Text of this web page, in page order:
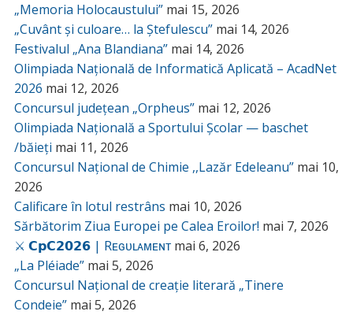
„Memoria Holocaustului” mai 15, 2026
„Cuvânt și culoare… la Ștefulescu” mai 14, 2026
Festivalul „Ana Blandiana” mai 14, 2026
Olimpiada Națională de Informatică Aplicată – AcadNet
2026 mai 12, 2026
Concursul județean „Orpheus” mai 12, 2026
Olimpiada Națională a Sportului Școlar — baschet
/băieți mai 11, 2026
Concursul Național de Chimie ,,Lazăr Edeleanu” mai 10,
2026
Calificare în lotul restrâns mai 10, 2026
Sărbătorim Ziua Europei pe Calea Eroilor! mai 7, 2026
⚔️ 𝗖𝗽𝗖𝟮𝟬𝟮𝟲 | Rᴇɢᴜʟᴀᴍᴇɴᴛ mai 6, 2026
„La Pléiade” mai 5, 2026
Concursul Național de creație literară „Tinere
Condeie” mai 5, 2026